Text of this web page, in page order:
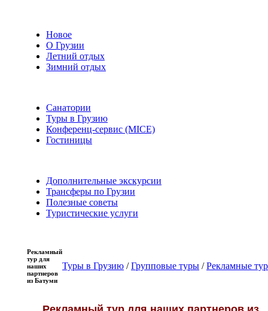
Новое
О Грузии
Летний отдых
Зимний отдых
Санатории
Туры в Грузию
Конференц-сервис (MICE)
Гостиницы
Дополнительные экскурсии
Трансферы по Грузии
Полезные советы
Туристические услуги
Рекламный
тур для
наших
партнеров
из Батуми
Туры в Грузию /Групповые туры /Рекламные